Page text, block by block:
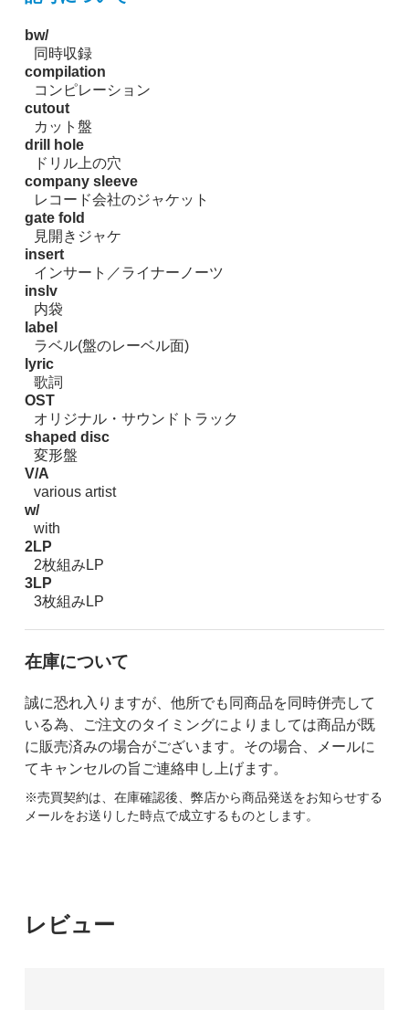
bw/
同時収録
compilation
コンピレーション
cutout
カット盤
drill hole
ドリル上の穴
company sleeve
レコード会社のジャケット
gate fold
見開きジャケ
insert
インサート／ライナーノーツ
inslv
内袋
label
ラベル(盤のレーベル面)
lyric
歌詞
OST
オリジナル・サウンドトラック
shaped disc
変形盤
V/A
various artist
w/
with
2LP
2枚組みLP
3LP
3枚組みLP
在庫について
誠に恐れ入りますが、他所でも同商品を同時併売して
いる為、ご注文のタイミングによりましては商品が既
に販売済みの場合がございます。その場合、メールに
てキャンセルの旨ご連絡申し上げます。
※売買契約は、在庫確認後、弊店から商品発送をお知らせする
メールをお送りした時点で成立するものとします。
レビュー